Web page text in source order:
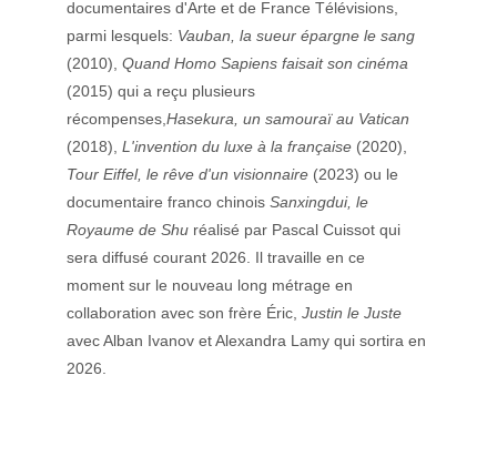
documentaires d'Arte et de France Télévisions,
parmi lesquels: Vauban, la sueur épargne le sang
(2010), Quand Homo Sapiens faisait son cinéma
(2015) qui a reçu plusieurs
récompenses, Hasekura, un samouraï au Vatican
(2018), L'invention du luxe à la française (2020),
Tour Eiffel, le rêve d'un visionnaire (2023) ou le
documentaire franco chinois Sanxingdui, le
Royaume de Shu réalisé par Pascal Cuissot qui
sera diffusé courant 2026. Il travaille en ce
moment sur le nouveau long métrage en
collaboration avec son frère Éric, Justin le Juste
avec Alban Ivanov et Alexandra Lamy qui sortira en
2026.